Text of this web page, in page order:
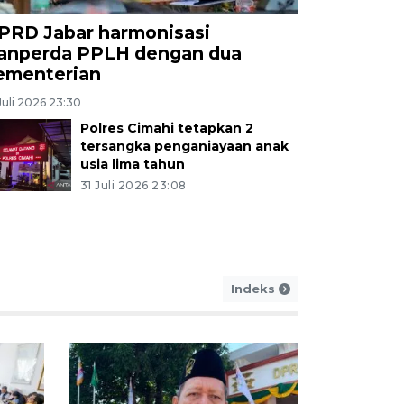
Cianjur mencatat
577 ribu ton
lalu
Jabar harmonisasi
PPLH dengan dua
2026 23:30
Polres Cimahi tetapkan 2
tersangka penganiayaan anak
usia lima tahun
31 Juli 2026 23:08
Indeks